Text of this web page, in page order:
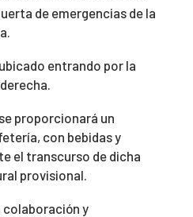
de emergencias de la
entrando por la
proporcionará un
con bebidas y
el transcurso de dicha
provisional.
y